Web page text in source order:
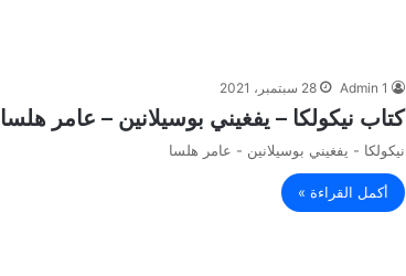
Admin 1 28 سبتمبر، 2021
كتاب نيكولكا – يفغيني بوسيلانين – عامر هلسا
نيكولكا - يفغيني بوسيلانين - عامر هلسا
أكمل القراءة »